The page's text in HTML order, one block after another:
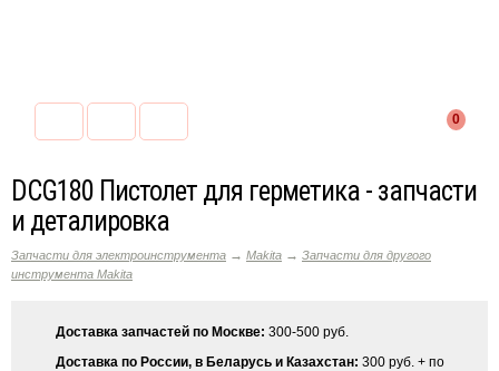
0
DCG180 Пистолет для герметика - запчасти
и деталировка
Запчасти для электроинструмента → Makita → Запчасти для другого
инструмента Makita
Доставка запчастей по Москве: 300-500 руб.
Доставка по России, в Беларусь и Казахстан: 300 руб. + по